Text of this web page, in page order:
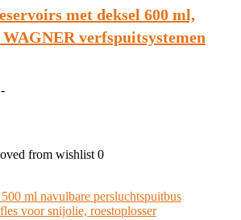
met deksel 600 ml,
verfspuitsystemen
-
from wishlist 0